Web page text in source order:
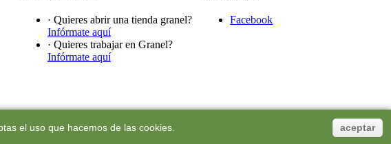
el uso que hacemos de las cookies. aceptar
· Quieres abrir una tienda granel?
Infórmate aquí
· Quieres trabajar en Granel?
Infórmate aquí
Facebook